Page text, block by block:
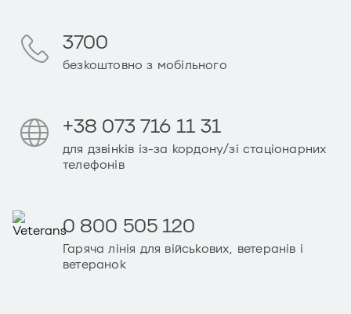
3700
безкоштовно з мобільного
+38 073 716 11 31
для дзвінків із-за кордону/зі стаціонарних
телефонів
0 800 505 120
Гаряча лінія для військових, ветеранів і
ветеранок